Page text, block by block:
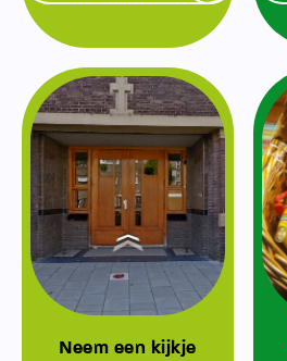
Neem een kijkje